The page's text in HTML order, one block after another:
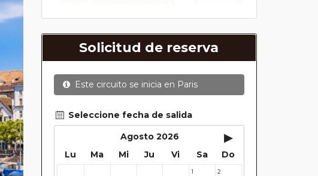
Solicitud de reserva
Este circuito se inicia en Paris
Seleccione fecha de salida
Agosto 2026
▸
Lu Ma Mi Ju Vi Sa Do
1 2